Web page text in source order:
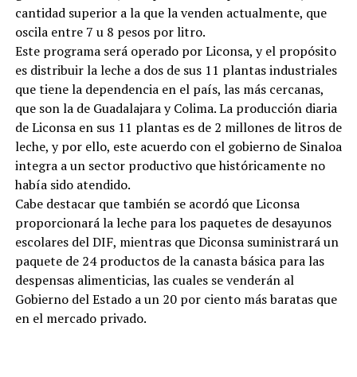
cantidad superior a la que la venden actualmente, que
oscila entre 7 u 8 pesos por litro.
Este programa será operado por Liconsa, y el propósito
es distribuir la leche a dos de sus 11 plantas industriales
que tiene la dependencia en el país, las más cercanas,
que son la de Guadalajara y Colima. La producción diaria
de Liconsa en sus 11 plantas es de 2 millones de litros de
leche, y por ello, este acuerdo con el gobierno de Sinaloa
integra a un sector productivo que históricamente no
había sido atendido.
Cabe destacar que también se acordó que Liconsa
proporcionará la leche para los paquetes de desayunos
escolares del DIF, mientras que Diconsa suministrará un
paquete de 24 productos de la canasta básica para las
despensas alimenticias, las cuales se venderán al
Gobierno del Estado a un 20 por ciento más baratas que
en el mercado privado.